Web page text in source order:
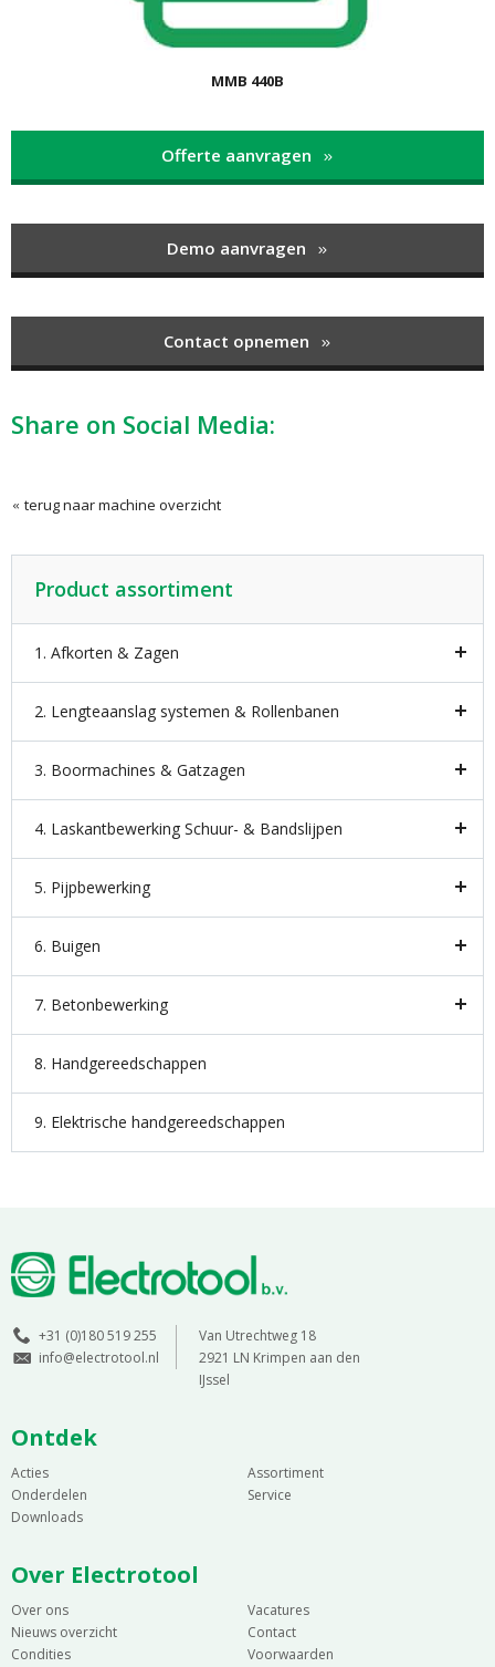
MMB 440B
Offerte aanvragen
Demo aanvragen
Contact opnemen
Share on Social Media:
terug naar machine overzicht
Product assortiment
1. Afkorten & Zagen
2. Lengteaanslag systemen & Rollenbanen
3. Boormachines & Gatzagen
4. Laskantbewerking Schuur- & Bandslijpen
5. Pijpbewerking
6. Buigen
7. Betonbewerking
8. Handgereedschappen
9. Elektrische handgereedschappen
+31 (0)180 519 255
info@electrotool.nl
Van Utrechtweg 18
2921 LN Krimpen aan den
IJssel
Ontdek
Acties
Assortiment
Onderdelen
Service
Downloads
Over Electrotool
Over ons
Vacatures
Nieuws overzicht
Contact
Condities
Voorwaarden